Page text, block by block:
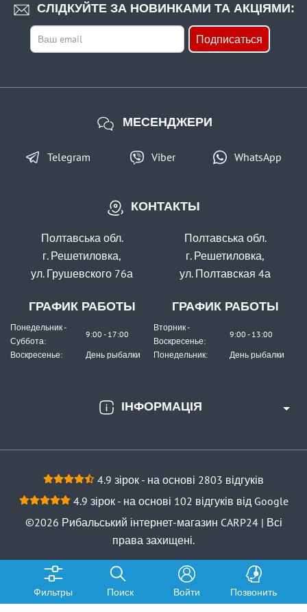
Фильтры Поиск Войти Позвонить
СЛІДКУЙТЕ ЗА НОВИНКАМИ ТА АКЦІЯМИ:
Подписаться
ІНФОРМАЦІЯ
КОНТАКТЫ
Полтавська обл.
г. Решетиловка,
ул. Грушевского 76а
ГРАФИК РАБОТЫ
Понедельник -
Суббота:
9:00 - 17:00
Воскресенье:
День рыбалки
Полтавська обл.
г. Решетиловка,
ул. Полтавская 4а
ГРАФИК РАБОТЫ
Вторник -
Воскресенье:
9:00 - 13:00
Понедельник:
День рыбалки
МЕСЕНДЖЕРИ
Telegram Viber WhatsApp
4.9 зірок - на основі 2803 відгуків
4.9 зірок - на основі 102 відгуків від Google
©2026 Рибальський інтернет-магазин CARP24 | Всі
права захищені.